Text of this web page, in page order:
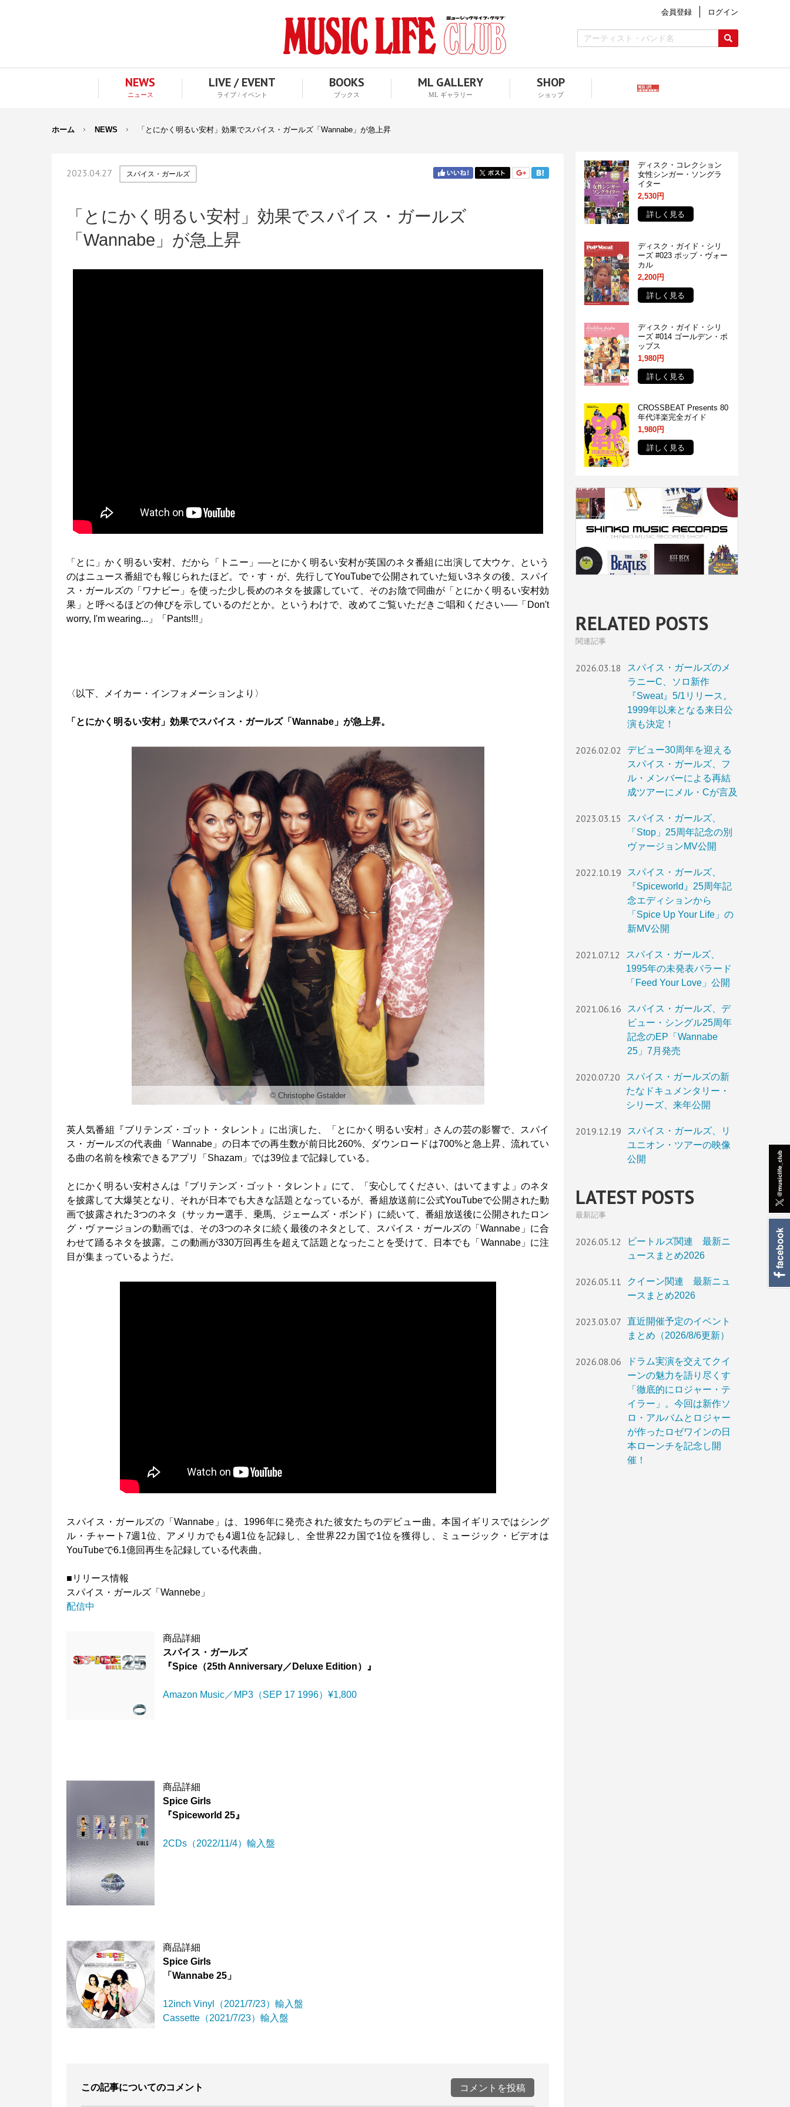
会員登録 ログイン
NEWS
ニュース
LIVE / EVENT
ライブ / イベント
BOOKS
ブックス
ML GALLERY
ML ギャラリー
SHOP
ショップ
ホーム NEWS 「とにかく明るい安村」効果でスパイス・ガールズ「Wannabe」が急上昇
2023.04.27 スパイス・ガールズ
「とにかく明るい安村」効果でスパイス・ガールズ
「Wannabe」が急上昇
「とに」かく明るい安村、だから「トニー」──とにかく明るい安村が英国のネタ番組に出演して大ウケ、という
のはニュース番組でも報じられたほど。で・す・が、先行してYouTubeで公開されていた短い3ネタの後、スパイ
ス・ガールズの「ワナビー」を使った少し長めのネタを披露していて、そのお陰で同曲が「とにかく明るい安村効
果」と呼べるほどの伸びを示しているのだとか。というわけで、改めてご覧いただきご唱和ください──「Don't
worry, I'm wearing...」「Pants!!!」
〈以下、メイカー・インフォメーションより〉
「とにかく明るい安村」効果でスパイス・ガールズ「Wannabe」が急上昇。
©︎ Christophe Gstalder
英人気番組『ブリテンズ・ゴット・タレント』に出演した、「とにかく明るい安村」さんの芸の影響で、スパイ
ス・ガールズの代表曲「Wannabe」の日本での再生数が前日比260%、ダウンロードは700%と急上昇、流れてい
る曲の名前を検索できるアプリ「Shazam」では39位まで記録している。
とにかく明るい安村さんは『ブリテンズ・ゴット・タレント』にて、「安心してください、はいてますよ」のネタ
を披露して大爆笑となり、それが日本でも大きな話題となっているが、番組放送前に公式YouTubeで公開された動
画で披露された3つのネタ（サッカー選手、乗馬、ジェームズ・ボンド）に続いて、番組放送後に公開されたロン
グ・ヴァージョンの動画では、その3つのネタに続く最後のネタとして、スパイス・ガールズの「Wannabe」に合
わせて踊るネタを披露。この動画が330万回再生を超えて話題となったことを受けて、日本でも「Wannabe」に注
目が集まっているようだ。
スパイス・ガールズの「Wannabe」は、1996年に発売された彼女たちのデビュー曲。本国イギリスではシング
ル・チャート7週1位、アメリカでも4週1位を記録し、全世界22カ国で1位を獲得し、ミュージック・ビデオは
YouTubeで6.1億回再生を記録している代表曲。
■リリース情報
スパイス・ガールズ「Wannebe」
配信中
商品詳細
スパイス・ガールズ
『Spice（25th Anniversary／Deluxe Edition）』
Amazon Music／MP3（SEP 17 1996）¥1,800
商品詳細
Spice Girls
『Spiceworld 25』
2CDs（2022/11/4）輸入盤
商品詳細
Spice Girls
「Wannabe 25」
12inch Vinyl（2021/7/23）輸入盤
Cassette（2021/7/23）輸入盤
この記事についてのコメント コメントを投稿
ディスク・コレクション
女性シンガー・ソングラ
イター
2,530円
詳しく見る
ディスク・ガイド・シリ
ーズ #023 ポップ・ヴォー
カル
2,200円
詳しく見る
ディスク・ガイド・シリ
ーズ #014 ゴールデン・ポ
ップス
1,980円
詳しく見る
CROSSBEAT Presents 80
年代洋楽完全ガイド
1,980円
詳しく見る
RELATED POSTS
関連記事
2026.03.18
スパイス・ガールズのメ
ラニーC、ソロ新作
『Sweat』5/1リリース。
1999年以来となる来日公
演も決定！
2026.02.02
デビュー30周年を迎える
スパイス・ガールズ、フ
ル・メンバーによる再結
成ツアーにメル・Cが言及
2023.03.15
スパイス・ガールズ、
「Stop」25周年記念の別
ヴァージョンMV公開
2022.10.19
スパイス・ガールズ、
『Spiceworld』25周年記
念エディションから
「Spice Up Your Life」の
新MV公開
2021.07.12
スパイス・ガールズ、
1995年の未発表バラード
「Feed Your Love」公開
2021.06.16
スパイス・ガールズ、デ
ビュー・シングル25周年
記念のEP「Wannabe
25」7月発売
2020.07.20
スパイス・ガールズの新
たなドキュメンタリー・
シリーズ、来年公開
2019.12.19
スパイス・ガールズ、リ
ユニオン・ツアーの映像
公開
LATEST POSTS
最新記事
2026.05.12
ビートルズ関連 最新ニ
ュースまとめ2026
2026.05.11
クイーン関連 最新ニュ
ースまとめ2026
2023.03.07
直近開催予定のイベント
まとめ（2026/8/6更新）
2026.08.06
ドラム実演を交えてクイ
ーンの魅力を語り尽くす
「徹底的にロジャー・テ
イラー」。今回は新作ソ
ロ・アルバムとロジャー
が作ったロゼワインの日
本ローンチを記念し開
催！